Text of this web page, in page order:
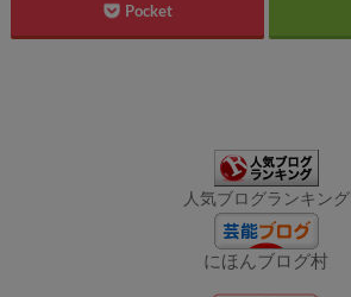
Pocket
人気ブログランキング
にほんブログ村